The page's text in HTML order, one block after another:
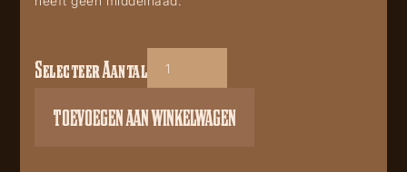
Stetson
cap
Selecteer Aantal
TOEVOEGEN AAN WINKELWAGEN